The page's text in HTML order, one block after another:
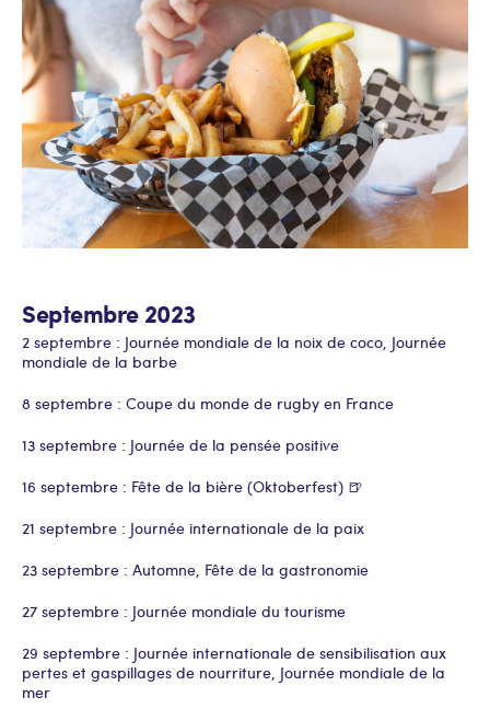
Septembre 2023
2 septembre : Journée mondiale de la noix de coco, Journée
mondiale de la barbe
8 septembre : Coupe du monde de rugby en France
13 septembre : Journée de la pensée positive
16 septembre : Fête de la bière (Oktoberfest) 🍺
21 septembre : Journée internationale de la paix
23 septembre : Automne, Fête de la gastronomie
27 septembre : Journée mondiale du tourisme
29 septembre : Journée internationale de sensibilisation aux
pertes et gaspillages de nourriture, Journée mondiale de la
mer